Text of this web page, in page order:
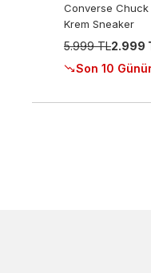
Converse Chuck
Krem Sneaker
5.999 TL2.999
Son 10